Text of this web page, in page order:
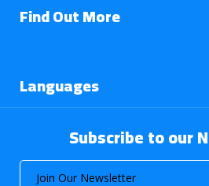
Find Out More
Languages
Subscribe to our